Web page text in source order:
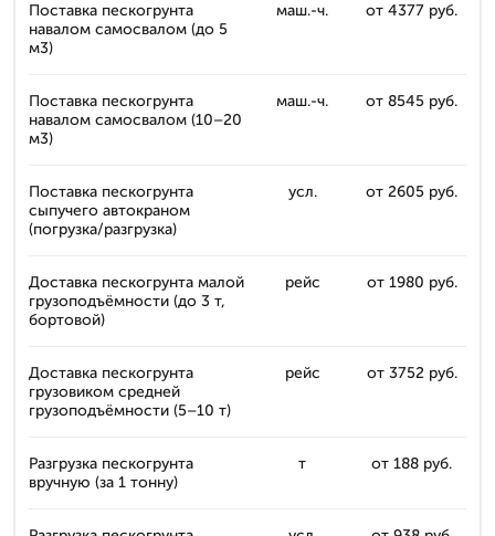
Поставка пескогрунта
навалом самосвалом (до 5
м3)
маш.-ч. от 4377 руб.
Поставка пескогрунта
навалом самосвалом (10–20
м3)
маш.-ч. от 8545 руб.
Поставка пескогрунта
сыпучего автокраном
(погрузка/разгрузка)
усл. от 2605 руб.
Доставка пескогрунта малой
грузоподъёмности (до 3 т,
бортовой)
рейс от 1980 руб.
Доставка пескогрунта
грузовиком средней
грузоподъёмности (5–10 т)
рейс от 3752 руб.
Разгрузка пескогрунта
вручную (за 1 тонну)
т от 188 руб.